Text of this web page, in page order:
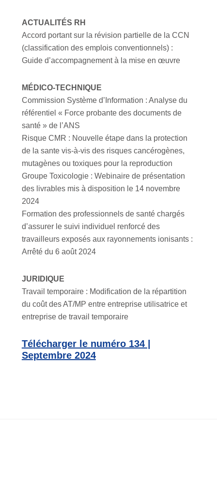
ACTUALITÉS RH
Accord portant sur la révision partielle de la CCN
(classification des emplois conventionnels) :
Guide d’accompagnement à la mise en œuvre
MÉDICO-TECHNIQUE
Commission Système d’Information : Analyse du
référentiel « Force probante des documents de
santé » de l’ANS
Risque CMR : Nouvelle étape dans la protection
de la sante vis-à-vis des risques cancérogènes,
mutagènes ou toxiques pour la reproduction
Groupe Toxicologie : Webinaire de présentation
des livrables mis à disposition le 14 novembre
2024
Formation des professionnels de santé chargés
d’assurer le suivi individuel renforcé des
travailleurs exposés aux rayonnements ionisants :
Arrêté du 6 août 2024
JURIDIQUE
Travail temporaire : Modification de la répartition
du coût des AT/MP entre entreprise utilisatrice et
entreprise de travail temporaire
Télécharger le numéro 134 |
Septembre 2024